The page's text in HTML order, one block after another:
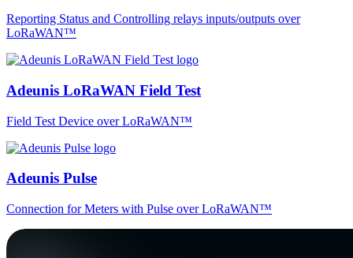
Reporting Status and Controlling relays inputs/outputs over
LoRaWAN™
Adeunis LoRaWAN Field Test
Field Test Device over LoRaWAN™
Adeunis Pulse
Connection for Meters with Pulse over LoRaWAN™